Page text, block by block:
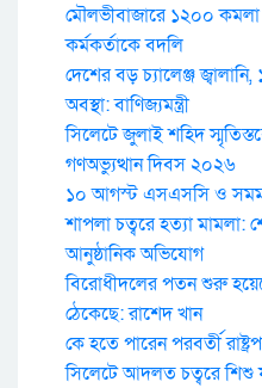
মৌলভীবাজারে ১২০০ কমলা
কর্মকর্তাকে বদলি
দেশের বড় চ্যালেঞ্জ
অবস্থা: বাণিজ্যমন্ত্রী
সিলেটে জুলাই শহিদ
গণঅভ্যুত্থান দিবস ২০২৬
১০ আগস্ট এসএসসি ও
শাপলা চত্বরে হত্যা মামলা:
আনুষ্ঠানিক অভিযোগ
বিরোধীদলের পতন শুরু
ঠেকেছে: রাশেদ খান
কে হতে পারেন পরবর্তী
সিলেটে আদলত চত্বরে শিশু